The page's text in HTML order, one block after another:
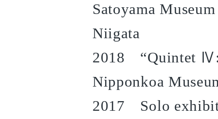
Satoyama
Niigata
2018 “Quintet
Nipponkoa
2017 Solo